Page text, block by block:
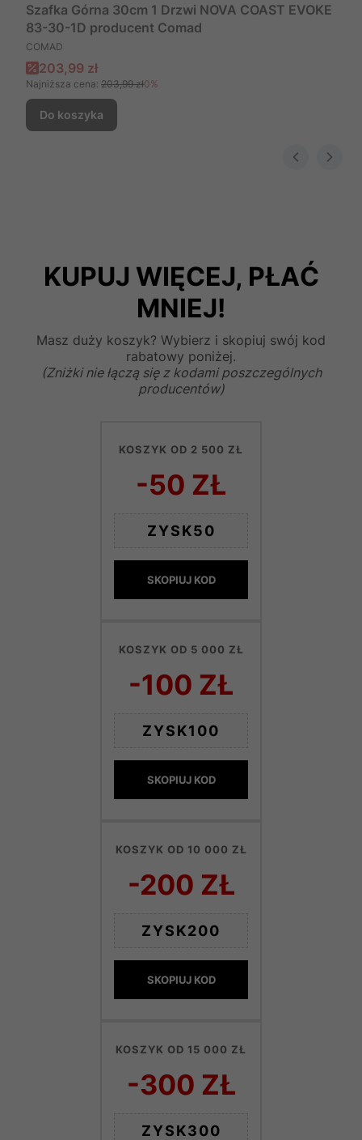
Szafka Górna 30cm 1 Drzwi NOVA COAST EVOKE
83-30-1D producent Comad
PRODUCENT
COMAD
Cena promocyjna
203,99 zł
Najniższa cena: 203,99 zł0%
Do koszyka
KUPUJ WIĘCEJ, PŁAĆ
MNIEJ!
Masz duży koszyk? Wybierz i skopiuj swój kod
rabatowy poniżej.
(Zniżki nie łączą się z kodami poszczególnych
producentów)
KOSZYK OD 2 500 ZŁ
-50 ZŁ
ZYSK50
SKOPIUJ KOD
KOSZYK OD 5 000 ZŁ
-100 ZŁ
ZYSK100
SKOPIUJ KOD
KOSZYK OD 10 000 ZŁ
-200 ZŁ
ZYSK200
SKOPIUJ KOD
KOSZYK OD 15 000 ZŁ
-300 ZŁ
ZYSK300